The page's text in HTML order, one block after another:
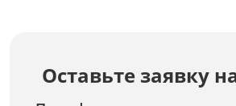
от 1 250 ₽
Оставьте заявку